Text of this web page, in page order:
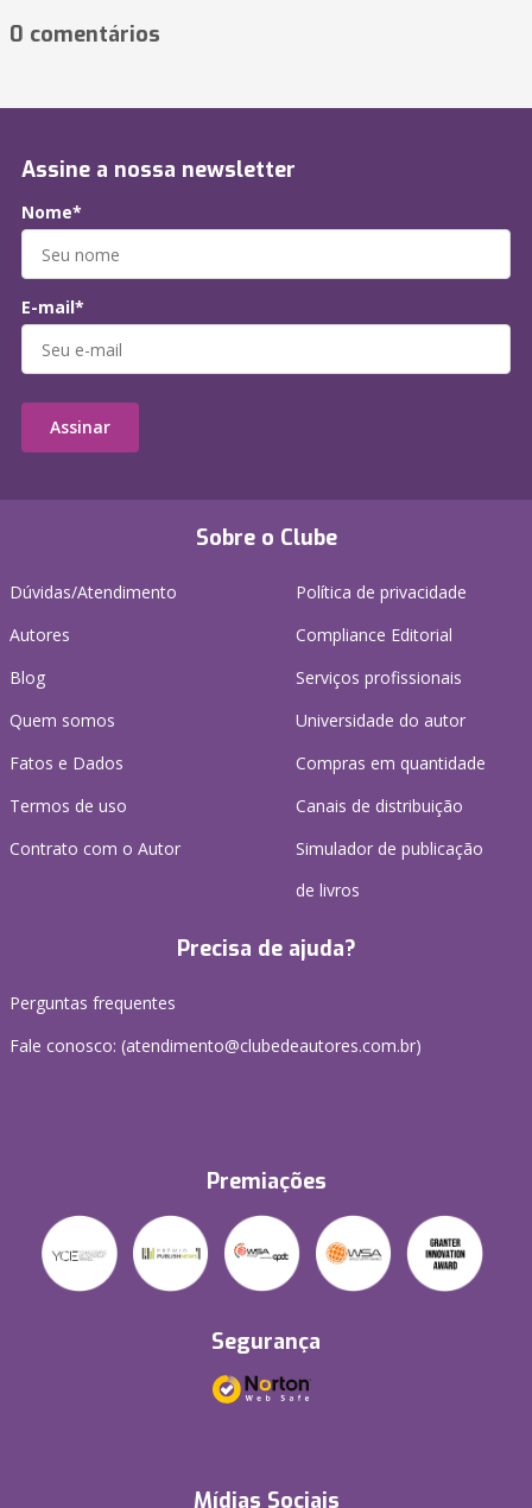
0 comentários
Sobre o Clube
Dúvidas/Atendimento
Autores
Blog
Quem somos
Fatos e Dados
Termos de uso
Contrato com o Autor
Política de privacidade
Compliance Editorial
Serviços profissionais
Universidade do autor
Compras em quantidade
Canais de distribuição
Simulador de publicação
de livros
Precisa de ajuda?
Perguntas frequentes
Fale conosco: (atendimento@clubedeautores.com.br)
Premiações
Segurança
Mídias Sociais
Assine a nossa newsletter
Nome*
E-mail*
Assinar